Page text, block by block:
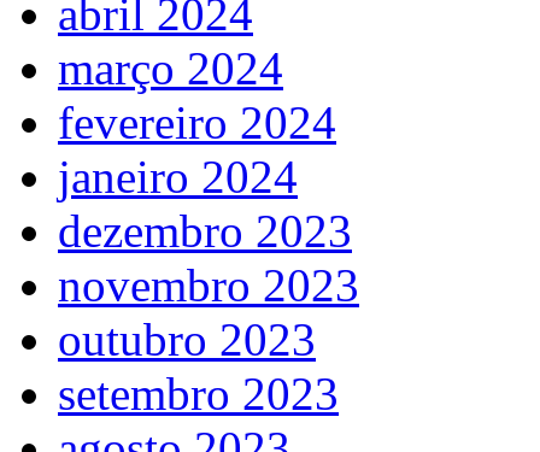
abril 2024
março 2024
fevereiro 2024
janeiro 2024
dezembro 2023
novembro 2023
outubro 2023
setembro 2023